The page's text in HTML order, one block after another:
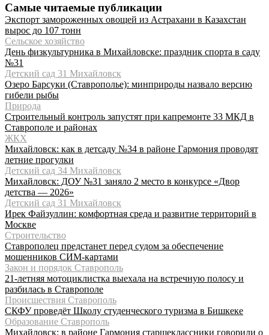
Самые читаемые публикации
Экспорт замороженных овощей из Астрахани в Казахстан
вырос до 107 тонн
Сельское хозяйство
День физкультурника в Михайловске: праздник спорта в саду
№31
Детский сад 31 Михайловск
Озеро Барсуки (Ставрополье): минприроды назвало версию
гибели рыбы
Природа
Строительный контроль запустят при капремонте 33 МКД в
Ставрополе и районах
ЖКХ
Михайловск: как в детсаду №34 в районе Гармония проводят
летние прогулки
Детский сад 34 Михайловск
Михайловск: ДОУ №31 заняло 2 место в конкурсе «Двор
детства — 2026»
Детский сад 31 Михайловск
Ирек Файзуллин: комфортная среда и развитие территорий в
Москве
Строительство
Ставрополец предстанет перед судом за обеспечение
мошенников СИМ-картами
Закон и порядок Ставрополь
21-летняя мотоциклистка выехала на встречную полосу и
разбилась в Ставрополе
Происшествия Ставрополь
СКФУ проведёт Школу студенческого туризма в Бишкеке
Образование Ставрополь
Михайловск: в районе Гармония старшеклассники говорили о